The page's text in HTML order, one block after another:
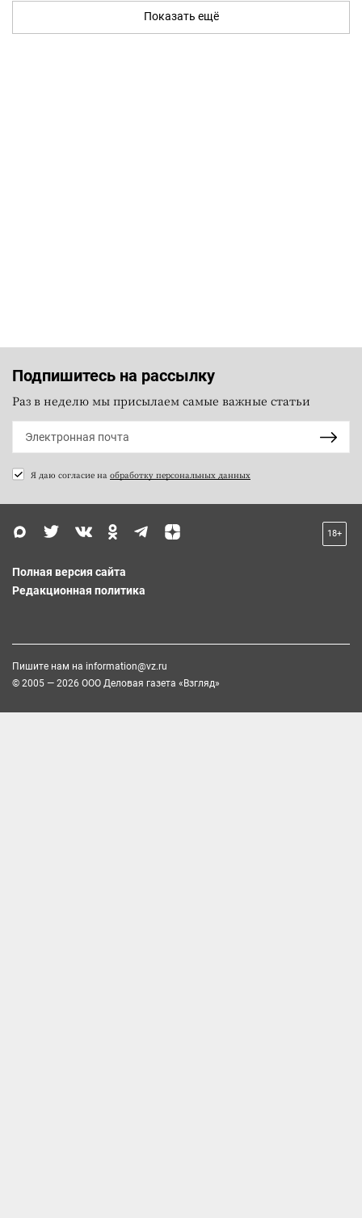
Показать ещё
Подпишитесь на рассылку
Раз в неделю мы присылаем самые важные статьи
Я даю согласие на обработку персональных данных
18+
Полная версия сайта
Редакционная политика
Пишите нам на information@vz.ru
© 2005 — 2026 ООО Деловая газета «Взгляд»